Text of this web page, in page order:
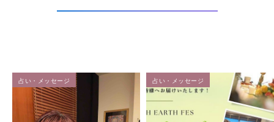
占い・メッセージ 占い・メッセージ